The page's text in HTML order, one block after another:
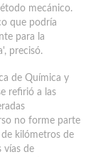
mecánico.
que podría
para la
precisó.
de Química y
refirió a las
no forme parte
kilómetros de
vías de